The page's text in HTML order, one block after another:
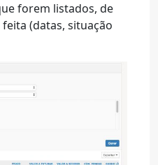
forem listados, de
(datas, situação